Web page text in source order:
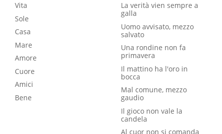
Vita
Sole
Casa
Mare
Amore
Cuore
Amici
Bene
La verità vien sempre a
galla
Uomo avvisato, mezzo
salvato
Una rondine non fa
primavera
Il mattino ha l'oro in
bocca
Mal comune, mezzo
gaudio
Il gioco non vale la
candela
Al cuor non si comanda